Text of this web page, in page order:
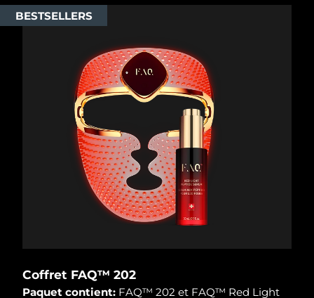
BESTSELLERS
Coffret FAQ™ 202
Paquet contient: FAQ™ 202 et FAQ™ Red Light